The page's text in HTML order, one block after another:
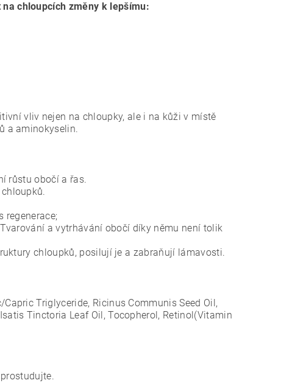
chloupcích změny k lepšímu:
vliv nejen na chloupky, ale i na kůži v místě
a aminokyselin.
růstu obočí a řas.
regenerace;
a vytrhávání obočí díky němu není tolik
chloupků, posilují je a zabraňují lámavosti.
Triglyceride, Ricinus Communis Seed Oil,
Tinctoria Leaf Oil, Tocopherol, Retinol(Vitamin